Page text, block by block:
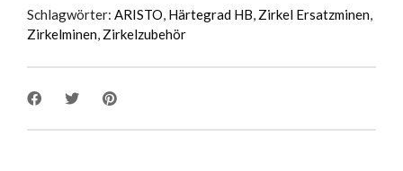
Schlagwörter: ARISTO, Härtegrad HB, Zirkel Ersatzminen,
Zirkelminen, Zirkelzubehör